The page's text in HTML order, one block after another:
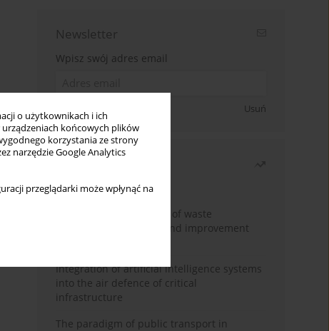
o użytkownikach i ich
końcowych plików
korzystania ze strony
narzędzie Google Analytics
przeglądarki może wpłynąć na
Newsletter
Wpisz swój adres email
Usuń
Miesiąc
Rok
Analysis and evaluation of waste
management logistics and improvement
Integration of artificial intelligence systems
into the air defence of critical
infrastructure
The paradigm of public transport in